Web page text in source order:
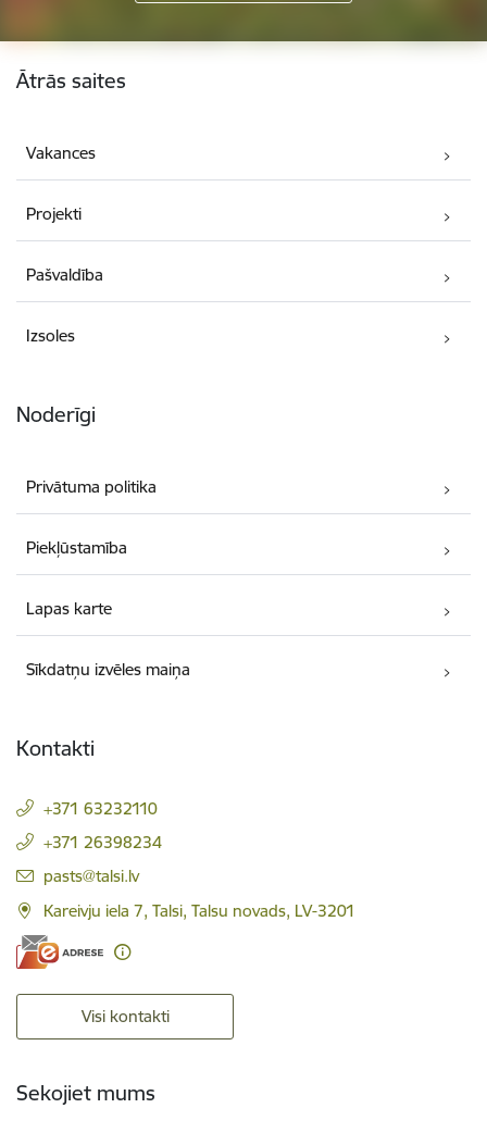
Kājene
Ātrās saites
Vakances
Projekti
Pašvaldība
Izsoles
Noderīgi
Privātuma politika
Piekļūstamība
Lapas karte
Sīkdatņu izvēles maiņa
Kontakti
+371 63232110
+371 26398234
E-pasts:
pasts@talsi.lv
Kareivju iela 7, Talsi, Talsu novads, LV-3201
Visi kontakti
Sekojiet mums